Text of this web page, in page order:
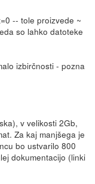
-- tole proizvede ~
so lahko datoteke
izbirčnosti - pozna
v velikosti 2Gb,
Za kaj manjšega je
bo ustvarilo 800
dokumentacijo (linki